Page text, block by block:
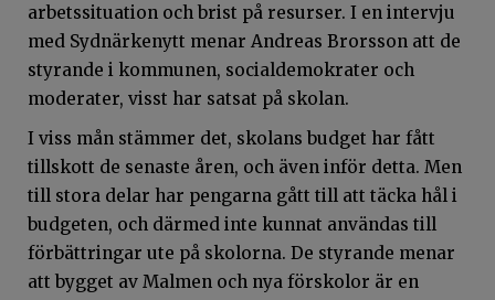
arbetssituation och brist på resurser. I en intervju
med Sydnärkenytt menar Andreas Brorsson att de
styrande i kommunen, socialdemokrater och
moderater, visst har satsat på skolan.
I viss mån stämmer det, skolans budget har fått
tillskott de senaste åren, och även inför detta. Men
till stora delar har pengarna gått till att täcka hål i
budgeten, och därmed inte kunnat användas till
förbättringar ute på skolorna. De styrande menar
att bygget av Malmen och nya förskolor är en